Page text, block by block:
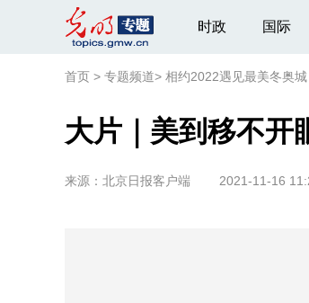
时政 国际
首页 > 专题频道> 相约2022遇见最美冬奥
大片｜美到移不开
来源： 北京日报客户端 2021-11-16